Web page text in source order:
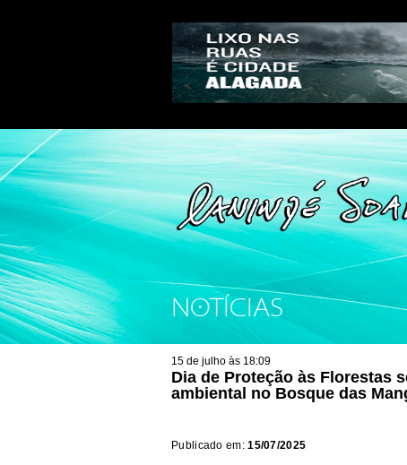
NOTÍCIAS
15 de julho às 18:09
Dia de Proteção às Florestas
ambiental no Bosque das
Publicado em:15/07/2025